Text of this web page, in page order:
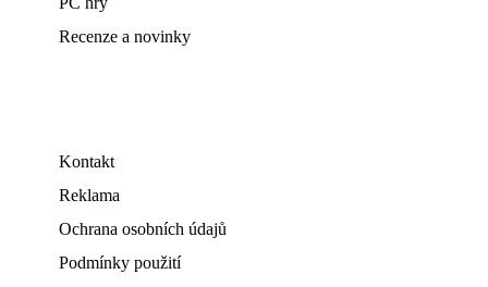
Recenze a novinky
Kontakt
Reklama
Ochrana osobních údajů
Podmínky použití